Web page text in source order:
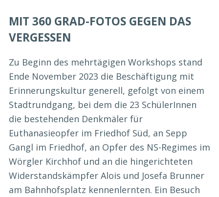
MIT 360 GRAD-FOTOS GEGEN DAS
VERGESSEN
Zu Beginn des mehrtägigen Workshops stand
Ende November 2023 die Beschäftigung mit
Erinnerungskultur generell, gefolgt von einem
Stadtrundgang, bei dem die 23 SchülerInnen
die bestehenden Denkmäler für
Euthanasieopfer im Friedhof Süd, an Sepp
Gangl im Friedhof, an Opfer des NS-Regimes im
Wörgler Kirchhof und an die hingerichteten
Widerstandskämpfer Alois und Josefa Brunner
am Bahnhofsplatz kennenlernten. Ein Besuch